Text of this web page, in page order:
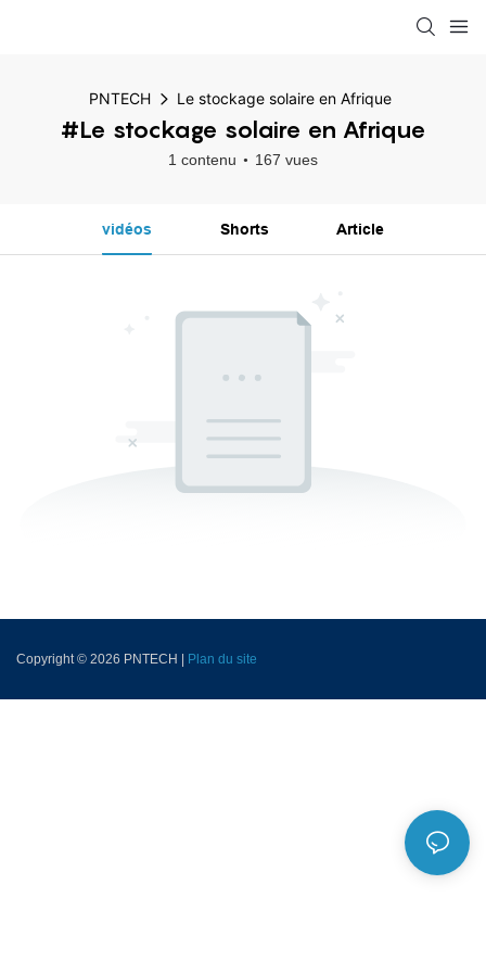
PNTECH Le stockage solaire en Afrique
#Le stockage solaire en Afrique
1 contenu 167 vues
vidéos Shorts Article
Copyright © 2026 PNTECH | Plan du site